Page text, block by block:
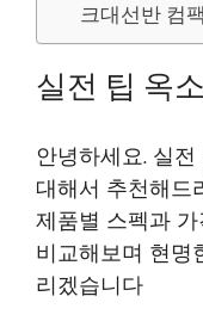
크대선반 컴
실전 팁 옥
안녕하세요. 실
대해서 추천해드
제품별 스펙과
비교해보며 현명
리겠습니다